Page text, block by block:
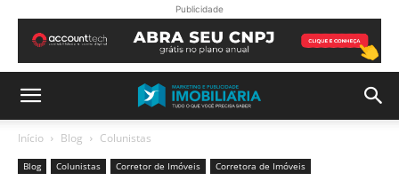
Publicidade
Início Blog Colunistas
Blog Colunistas Corretor de Imóveis Corretora de Imóveis